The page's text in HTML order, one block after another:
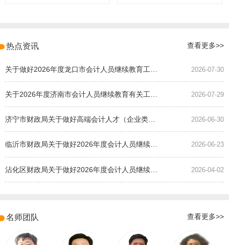
热点资讯 查看更多>>
2026-07-30
2026-07-29
济宁市财政局关于做好高端会计人才（企业类）培养班选拔工作的通知 2026-06-30
临沂市财政局关于做好2026年度会计人员继续教育有关工作的通知 2026-06-23
2026-04-02
名师团队 查看更多>>